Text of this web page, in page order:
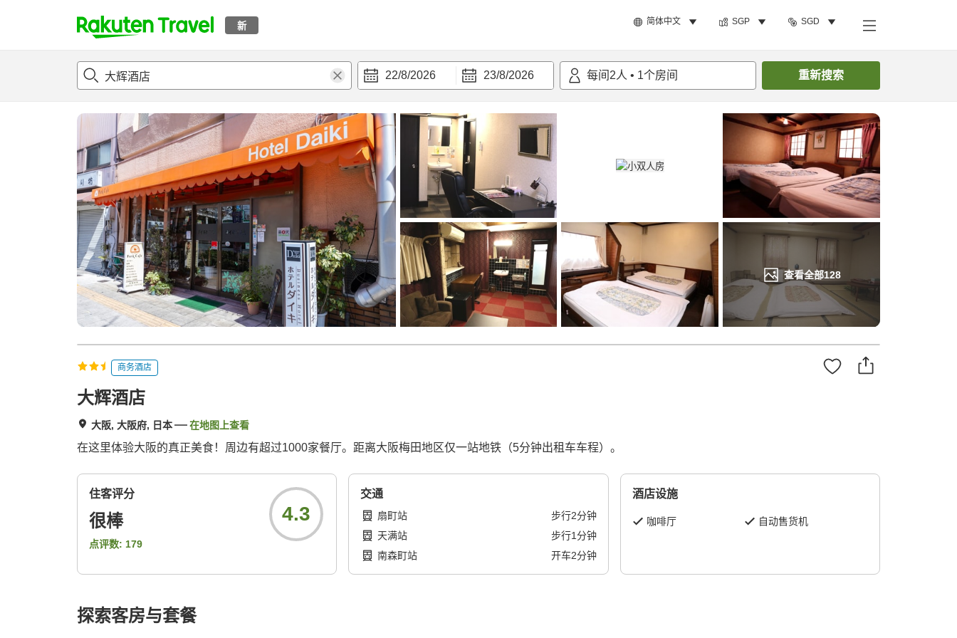
新 简体中文 SGP SGD
t
p
a
e
s
e
a
r
c
h
22/8/2026 23/8/2026 每间 2人 • 1个房间 重新搜索
查看全部128
概况 客房及住宿套餐 搜索客房
商务酒店
大辉酒店
大阪, 大阪府, 日本 在地图上查看
在这里体验大阪的真正美食！周边有超过1000家餐厅。距离大阪梅田地区仅一站地铁（5分钟出租车车程）。
住客评分
很棒
点评数: 179
4.3
交通
扇町站 步行2分钟
天满站
步行1分钟
南森町站
开车2分钟
酒店设施
咖啡厅 自动售货机
探索客房与套餐